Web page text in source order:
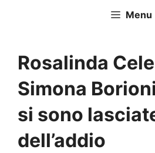
Menu
Rosalinda
Simona
si sono
dell’addio